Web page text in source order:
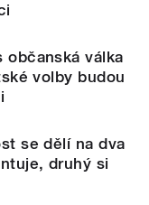
občanská válka
volby budou
se dělí na dva
druhý si